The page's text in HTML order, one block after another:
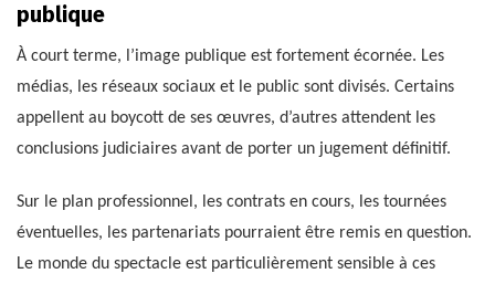
publique
À court terme, l’image publique est fortement écornée. Les
médias, les réseaux sociaux et le public sont divisés. Certains
appellent au boycott de ses œuvres, d’autres attendent les
conclusions judiciaires avant de porter un jugement définitif.
Sur le plan professionnel, les contrats en cours, les tournées
éventuelles, les partenariats pourraient être remis en question.
Le monde du spectacle est particulièrement sensible à ces